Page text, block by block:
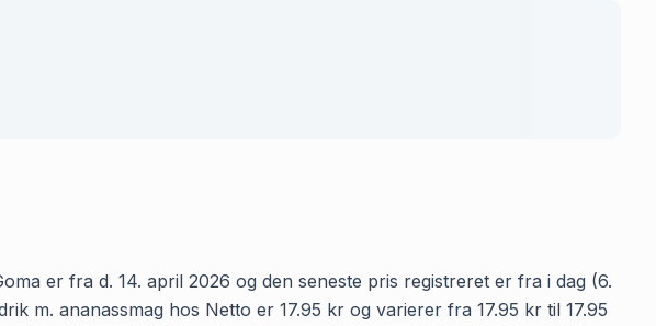
er fra d. 14. april 2026 og den seneste pris registreret er fra i dag (6.
m. ananassmag hos Netto er 17.95 kr og varierer fra 17.95 kr til 17.95